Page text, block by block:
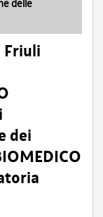
delle
Friuli
dei